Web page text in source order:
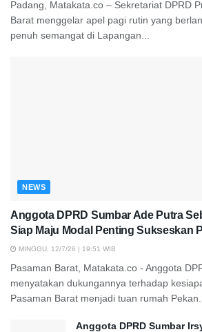
Padang, Matakata.co – Sekretariat DPRD
Barat menggelar apel pagi rutin yang
penuh semangat di Lapangan...
NEWS
Anggota DPRD Sumbar Ade Putra
Siap Maju Modal Penting Sukseskan
MINGGU, 12/7/26 | 19:51 WIB
Pasaman Barat, Matakata.co - Anggota
menyatakan dukungannya terhadap
Pasaman Barat menjadi tuan rumah Pekan...
Anggota DPRD Sumbar